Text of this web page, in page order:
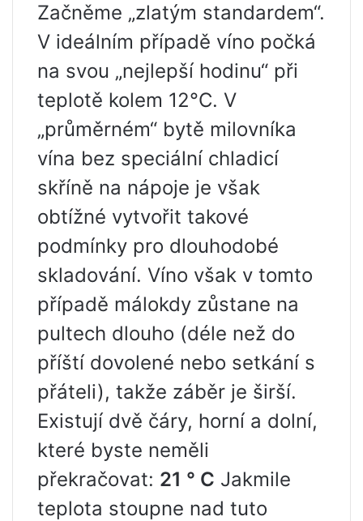
Začněme „zlatým standardem“.
V ideálním případě víno počká
na svou „nejlepší hodinu“ při
teplotě kolem 12°C. V
„průměrném“ bytě milovníka
vína bez speciální chladicí
skříně na nápoje je však
obtížné vytvořit takové
podmínky pro dlouhodobé
skladování. Víno však v tomto
případě málokdy zůstane na
pultech dlouho (déle než do
příští dovolené nebo setkání s
přáteli), takže záběr je širší.
Existují dvě čáry, horní a dolní,
které byste neměli
překračovat: 21 ° C Jakmile
teplota stoupne nad tuto